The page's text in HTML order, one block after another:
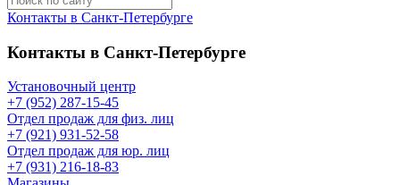
Контакты в Санкт-Петербурге
Контакты в Санкт-Петербурге
Установочный центр
+7 (952) 287-15-45
Отдел продаж для физ. лиц
+7 (921) 931-52-58
Отдел продаж для юр. лиц
+7 (931) 216-18-83